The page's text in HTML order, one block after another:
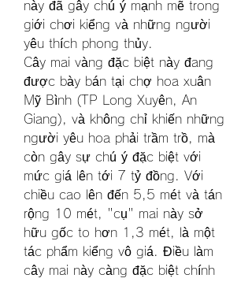
này đã gây chú ý mạnh mẽ trong
giới chơi kiểng và những người
yêu thích phong thủy.
Cây mai vàng đặc biệt này đang
được bày bán tại chợ hoa xuân
Mỹ Bình (TP Long Xuyên, An
Giang), và không chỉ khiến những
người yêu hoa phải trầm trồ, mà
còn gây sự chú ý đặc biệt với
mức giá lên tới 7 tỷ đồng. Với
chiều cao lên đến 5,5 mét và tán
rộng 10 mét, "cụ" mai này sở
hữu gốc to hơn 1,3 mét, là một
tác phẩm kiểng vô giá. Điều làm
cây mai này càng đặc biệt chính